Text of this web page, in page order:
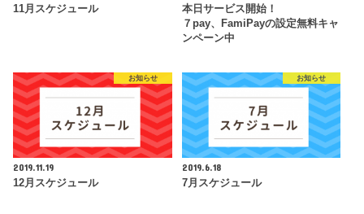
11月スケジュール
本日サービス開始！
７pay、FamiPayの設定無料キャ
ンペーン中
お知らせ
2019.11.19
12月スケジュール
お知らせ
2019.6.18
7月スケジュール